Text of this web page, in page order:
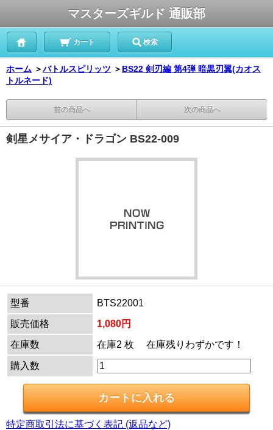
マスターズギルド 通販部
カート 検索
ホーム ＞バトルスピリッツ ＞ BS22 剣刃編 第4弾 暗黒刃翼(カオス
トルネード)
前の商品へ 次の商品へ
剣星メサイア・ドラゴン BS22-009
型番
BTS22001
販売価格
1,080円
在庫数
在庫2 枚 在庫残りわずかです！
購入数
特定商取引法に基づく表記 (返品など)